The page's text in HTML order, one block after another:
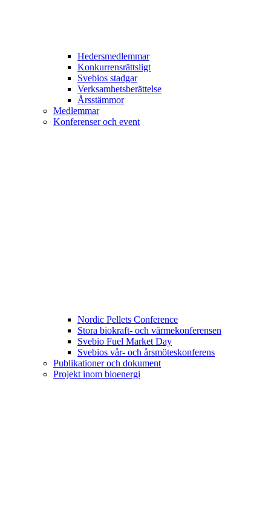
Hedersmedlemmar
Konkurrensrättsligt
Svebios stadgar
Verksamhetsberättelse
Årsstämmor
Medlemmar
Konferenser och event
Nordic Pellets Conference
Stora biokraft- och värmekonferensen
Svebio Fuel Market Day
Svebios vår- och årsmöteskonferens
Publikationer och dokument
Projekt inom bioenergi